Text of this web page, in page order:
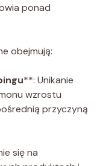
ponad
obejmują:
**: Unikanie
wzrostu
przyczyną
się na